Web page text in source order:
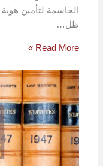
الحاسمة لتأمين
ظل…
Read More »